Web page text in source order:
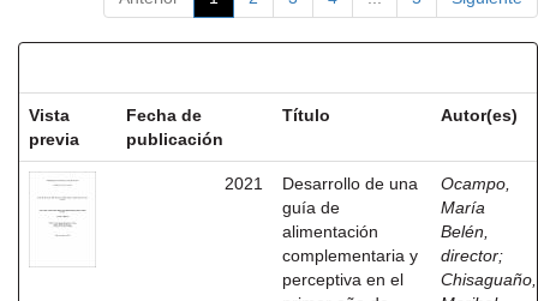
Vista
previa
Fecha de
publicación
Título Autor(es)
2021
Desarrollo de una
guía de
alimentación
complementaria y
perceptiva en el
Ocampo,
María
Belén,
director;
Chisaguaño,